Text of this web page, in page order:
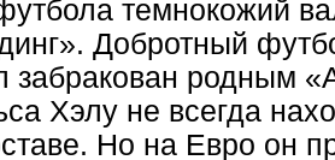
темнокожий
Добротный
забракован родным
Хэлу не всегда
Но на Евро он